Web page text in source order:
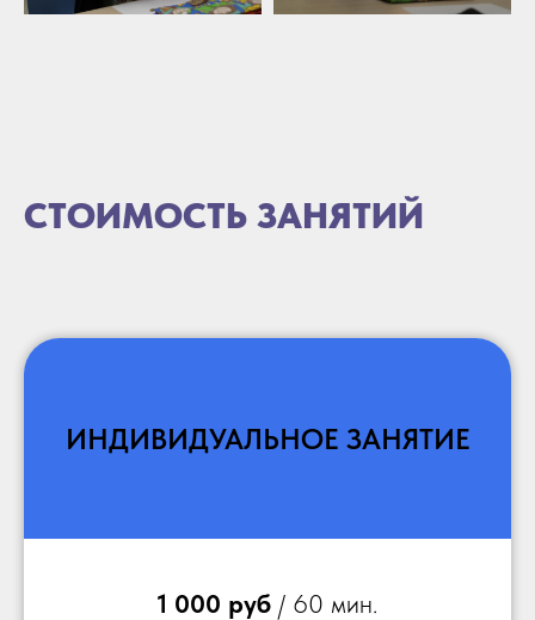
СТОИМОСТЬ ЗАНЯТИЙ
ИНДИВИДУАЛЬНОЕ ЗАНЯТИЕ
1 000 руб / 60 мин.